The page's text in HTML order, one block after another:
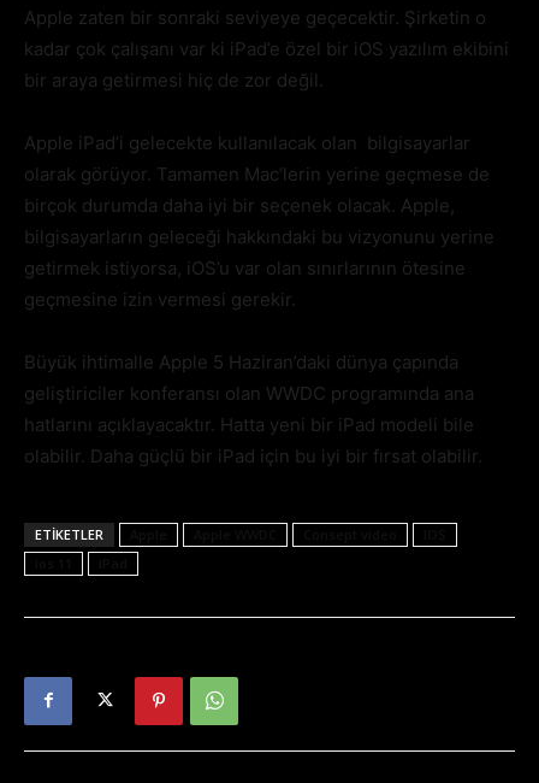
Apple zaten bir sonraki seviyeye geçecektir. Şirketin o
kadar çok çalışanı var ki iPad’e özel bir iOS yazılım ekibini
bir araya getirmesi hiç de zor değil.
Apple iPad’i gelecekte kullanılacak olan bilgisayarlar
olarak görüyor. Tamamen Mac’lerin yerine geçmese de
birçok durumda daha iyi bir seçenek olacak. Apple,
bilgisayarların geleceği hakkındaki bu vizyonunu yerine
getirmek istiyorsa, iOS’u var olan sınırlarının ötesine
geçmesine izin vermesi gerekir.
Büyük ihtimalle Apple 5 Haziran’daki dünya çapında
geliştiriciler konferansı olan WWDC programında ana
hatlarını açıklayacaktır. Hatta yeni bir iPad modeli bile
olabilir. Daha güçlü bir iPad için bu iyi bir fırsat olabilir.
ETIKETLER